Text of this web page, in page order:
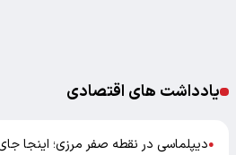
یادداشت های اقتصادی
●دیپلماسی در نقطه صفر مرزی؛ اینجا